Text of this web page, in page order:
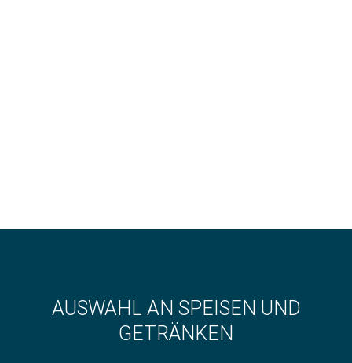
AUSWAHL AN SPEISEN UND
GETRÄNKEN